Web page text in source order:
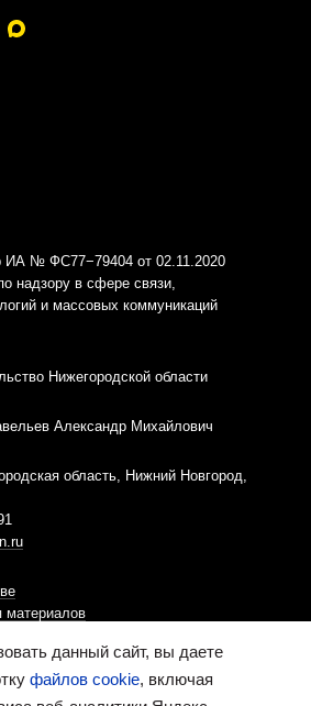
ИА № ФС77−79404 от 02.11.2020
надзору в сфере связи,
и массовых коммуникаций
Нижегородской области
Александр Михайлович
область, Нижний Новгород,
материалов
использования «cookies»-файлов
данный сайт, вы даете
файлов cookie, включая